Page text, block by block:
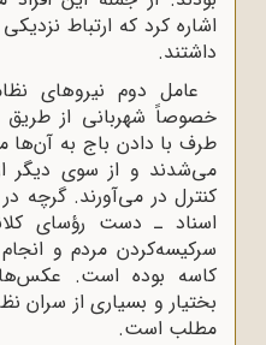
اشاره کرد که ارتباط
داشتند.
عامل دوم نیروهای
خصوصاً شهربانی از طریق
طرف با دادن باج به آن‌ها
می‌شدند و از سوی دیگر
کنترل در می‌آورند. گرچه
اسناد ـ دست رؤسای
سرکیسه‌کردن مردم و
کاسه بوده است.
بختیار و بسیاری از سران
مطلب است.